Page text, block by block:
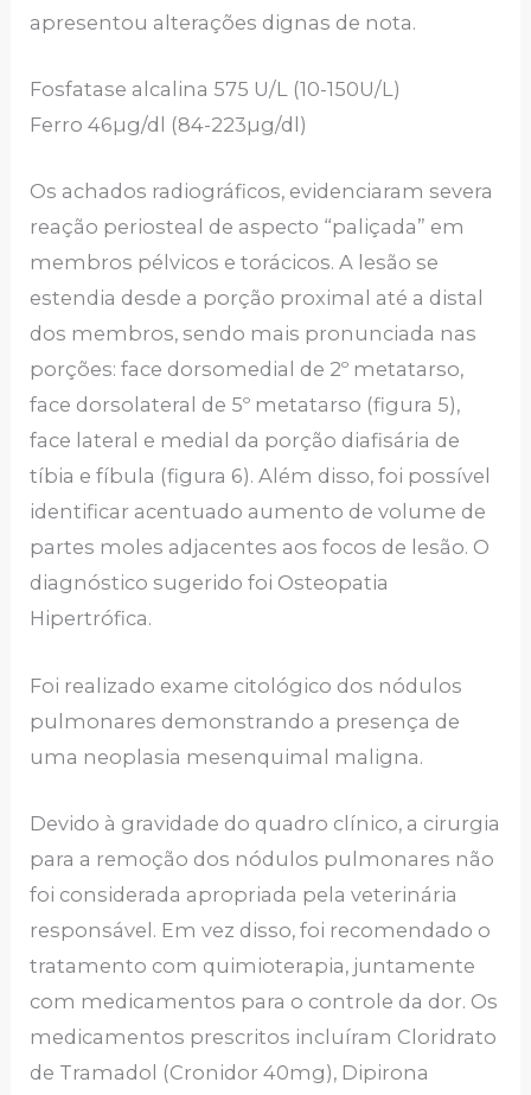
apresentou alterações dignas de nota.
Fosfatase alcalina 575 U/L (10-150U/L)
Ferro 46µg/dl (84-223µg/dl)
Os achados radiográficos, evidenciaram severa
reação periosteal de aspecto “paliçada” em
membros pélvicos e torácicos. A lesão se
estendia desde a porção proximal até a distal
dos membros, sendo mais pronunciada nas
porções: face dorsomedial de 2º metatarso,
face dorsolateral de 5º metatarso (figura 5),
face lateral e medial da porção diafisária de
tíbia e fíbula (figura 6). Além disso, foi possível
identificar acentuado aumento de volume de
partes moles adjacentes aos focos de lesão. O
diagnóstico sugerido foi Osteopatia
Hipertrófica.
Foi realizado exame citológico dos nódulos
pulmonares demonstrando a presença de
uma neoplasia mesenquimal maligna.
Devido à gravidade do quadro clínico, a cirurgia
para a remoção dos nódulos pulmonares não
foi considerada apropriada pela veterinária
responsável. Em vez disso, foi recomendado o
tratamento com quimioterapia, juntamente
com medicamentos para o controle da dor. Os
medicamentos prescritos incluíram Cloridrato
de Tramadol (Cronidor 40mg), Dipirona